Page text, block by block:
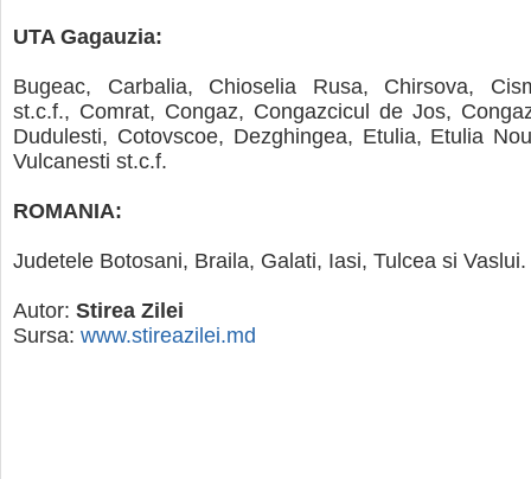
UTA Gagauzia:
Bugeac, Carbalia, Chioselia Rusa, Chirsova,
st.c.f., Comrat, Congaz, Congazcicul de Jos,
Dudulesti, Cotovscoe, Dezghingea, Etulia, Etulia
Vulcanesti st.c.f.
ROMANIA:
Judetele Botosani, Braila, Galati, Iasi, Tulcea si Vaslui.
Autor: Stirea Zilei
Sursa: www.stireazilei.md